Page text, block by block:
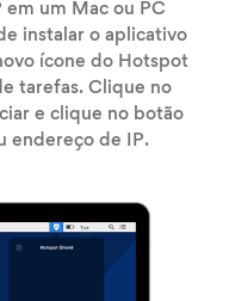
em um Mac ou PC
instalar o aplicativo
ícone do Hotspot
tarefas. Clique no
e clique no botão
endereço de IP.